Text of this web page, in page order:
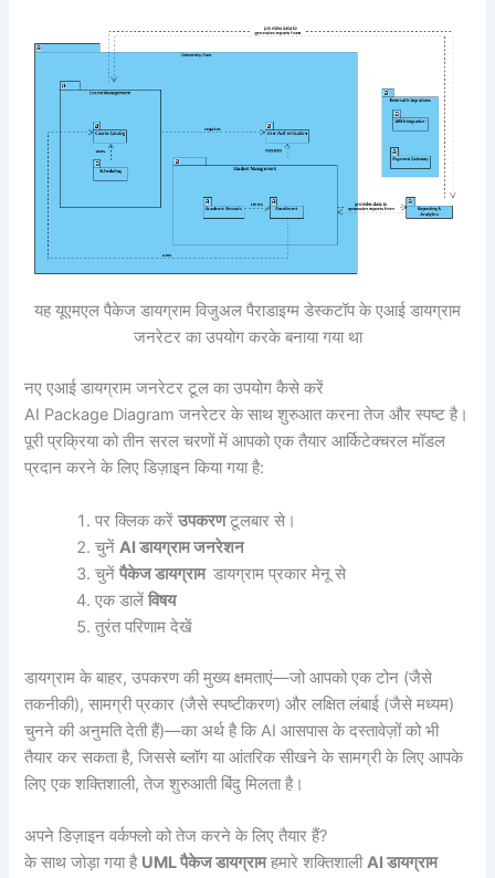
यह यूएमएल पैकेज डायग्राम विजुअल पैराडाइग्म डेस्कटॉप के एआई डायग्राम
जनरेटर का उपयोग करके बनाया गया था
नए एआई डायग्राम जनरेटर टूल का उपयोग कैसे करें
AI Package Diagram जनरेटर के साथ शुरुआत करना तेज और स्पष्ट है।
पूरी प्रक्रिया को तीन सरल चरणों में आपको एक तैयार आर्किटेक्चरल मॉडल
प्रदान करने के लिए डिज़ाइन किया गया है:
पर क्लिक करेंउपकरणटूलबार से।
चुनेंAI डायग्राम जनरेशन
चुनेंपैकेज डायग्राम डायग्राम प्रकार मेनू से
एक डालेंविषय
तुरंत परिणाम देखें
डायग्राम के बाहर, उपकरण की मुख्य क्षमताएं—जो आपको एक टोन (जैसे
तकनीकी), सामग्री प्रकार (जैसे स्पष्टीकरण) और लक्षित लंबाई (जैसे मध्यम)
चुनने की अनुमति देती हैं)—का अर्थ है कि AI आसपास के दस्तावेज़ों को भी
तैयार कर सकता है, जिससे ब्लॉग या आंतरिक सीखने के सामग्री के लिए आपके
लिए एक शक्तिशाली, तेज शुरुआती बिंदु मिलता है।
अपने डिज़ाइन वर्कफ्लो को तेज करने के लिए तैयार हैं?
के साथ जोड़ा गया है UML पैकेज डायग्रामहमारे शक्तिशालीAI डायग्राम